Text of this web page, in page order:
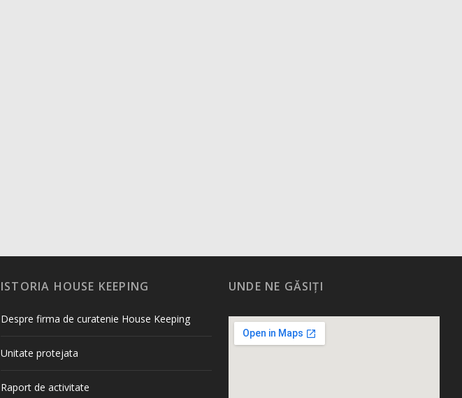
ISTORIA HOUSE KEEPING
Despre firma de curatenie House Keeping
Unitate protejata
Raport de activitate
UNDE NE GĂSIȚI